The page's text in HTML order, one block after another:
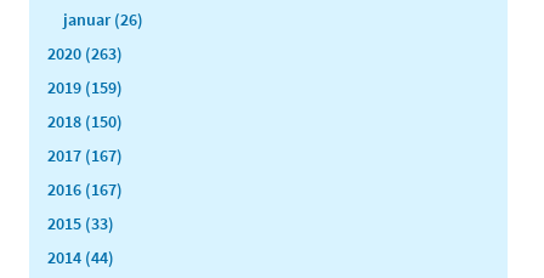
januar (26)
2020 (263)
2019 (159)
2018 (150)
2017 (167)
2016 (167)
2015 (33)
2014 (44)